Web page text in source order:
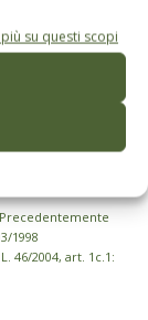
su questi scopi
Via Eritrea 21 -
delle
1998
46/2004, art. 1c.1: